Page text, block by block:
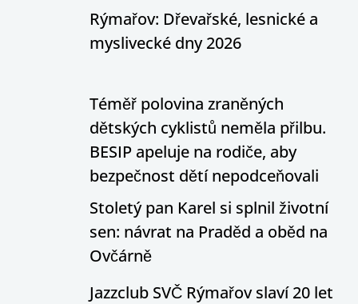
Rýmařov: Dřevařské, lesnické a
myslivecké dny 2026
Téměř polovina zraněných
dětských cyklistů neměla přilbu.
BESIP apeluje na rodiče, aby
bezpečnost dětí nepodceňovali
Stoletý pan Karel si splnil životní
sen: návrat na Praděd a oběd na
Ovčárně
Jazzclub SVČ Rýmařov slaví 20 let